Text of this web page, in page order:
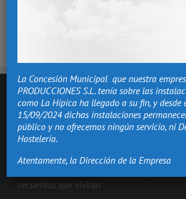
recuerdos que vivirán.
La Concesión Municipal que nuestra
PRODUCCIONES S.L. tenía sobre las
como La Hípica ha llegado a su fin, y desde
15/09/2024 dichas instalaciones
público y no ofrecemos ningún servicio, ni
Hostelería.
Atentamente, la Dirección de la Empresa